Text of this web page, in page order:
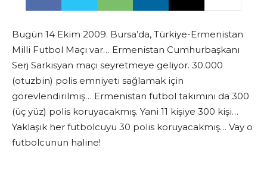
Bugün 14 Ekim 2009. Bursa’da, Türkiye-Ermenistan
Milli Futbol Maçı var… Ermenistan Cumhurbaşkanı
Serj Sarkisyan maçı seyretmeye geliyor. 30.000
(otuzbin) polis emniyeti sağlamak için
görevlendirilmiş… Ermenistan futbol takımını da 300
(üç yüz) polis koruyacakmış. Yani 11 kişiye 300 kişi…
Yaklaşık her futbolcuyu 30 polis koruyacakmış… Vay o
futbolcunun haline!